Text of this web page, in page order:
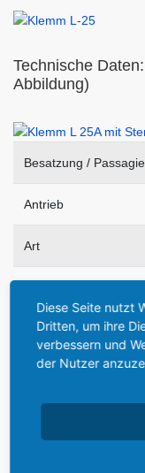
Technische
Abbildung)
Besatzung /
Antrieb
Art
Leistung (je nach
Geschwindigkeit
Diese Seite nutzt
Dritten, um ihre
verbessern und
der Nutzer